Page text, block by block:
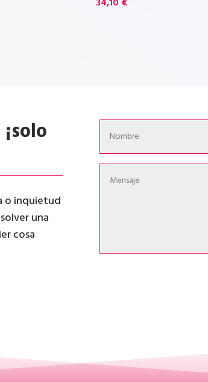
34,10 €
o inquietud
una
cosa